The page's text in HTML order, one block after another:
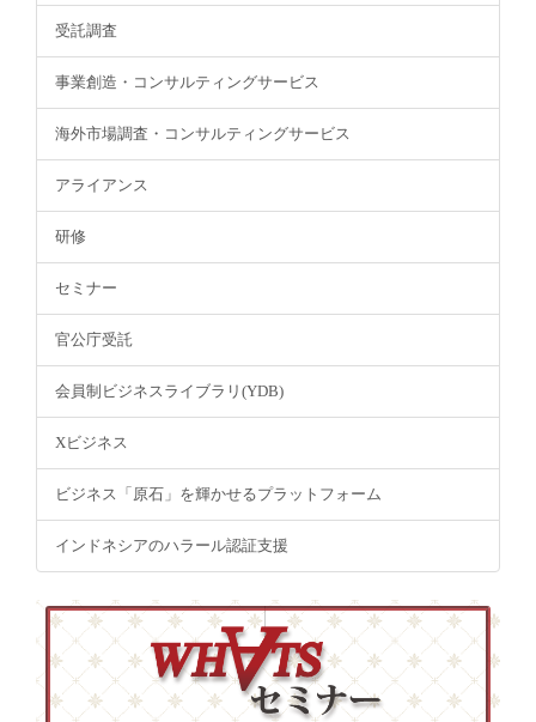
受託調査
事業創造・コンサルティングサービス
海外市場調査・コンサルティングサービス
アライアンス
研修
セミナー
官公庁受託
会員制ビジネスライブラリ(YDB)
Xビジネス
ビジネス「原石」を輝かせるプラットフォーム
インドネシアのハラール認証支援